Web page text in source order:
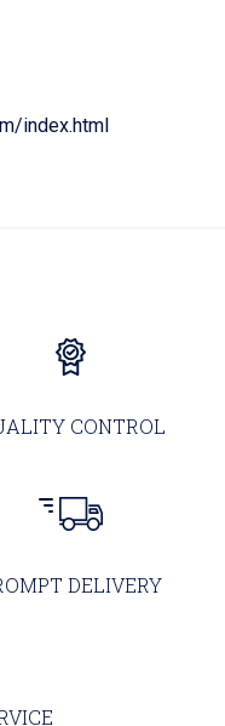
index.html
CONTROL
DELIVERY